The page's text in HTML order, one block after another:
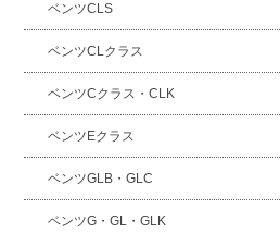
ベンツCLS
ベンツCLクラス
ベンツCクラス・CLK
ベンツEクラス
ベンツGLB・GLC
ベンツG・GL・GLK